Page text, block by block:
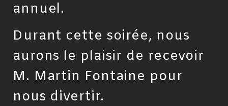
annuel.
Durant cette soirée, nous
aurons le plaisir de recevoir
M. Martin Fontaine pour
nous divertir.